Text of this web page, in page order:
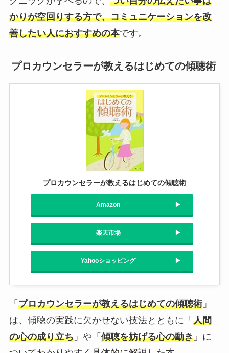
かりが空回りする方で、コミュニケーションを改
善したい人におすすめの本です。
プロカウンセラーが教えるはじめての傾聴術
プロカウンセラーが教えるはじめての傾聴術
Amazon
楽天市場
Yahooショッピング
「 プロカウンセラーが教えるはじめての傾聴術」
は、傾聴の実践に欠かせない技法とともに「 人間
の心の成り立ち」や「 傾聴を妨げる心の動き」に